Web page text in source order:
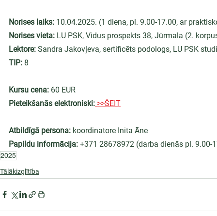
Norises laiks: 10.04.2025. (1 diena, pl. 9.00-17.00, ar
Norises vieta: LU PSK, Vidus prospekts 38, Jūrmala (2.
Lektore: Sandra Jakovļeva, sertificēts podologs, LU PSK
TIP: 8
Kursu cena: 60 EUR
Pieteikšanās elektroniski: >>ŠEIT
Atbildīgā persona: koordinatore Inita Āne
Papildu informācija: +371 28678972 (darba dienās pl. 9.00-
2025
Tālākizglītība